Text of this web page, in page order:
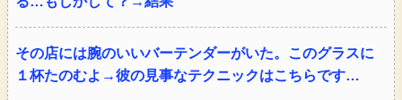
その店には腕のいいバーテンダーがいた。このグラスに
１杯たのむよ→彼の見事なテクニックはこちらです…